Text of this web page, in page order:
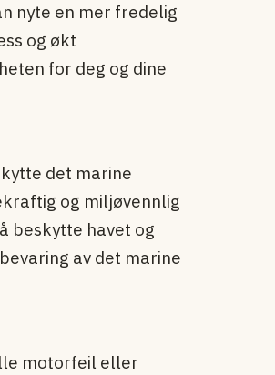
nyte en mer fredelig
og økt
for deg og dine
det marine
og miljøvennlig
beskytte havet og
av det marine
motorfeil eller